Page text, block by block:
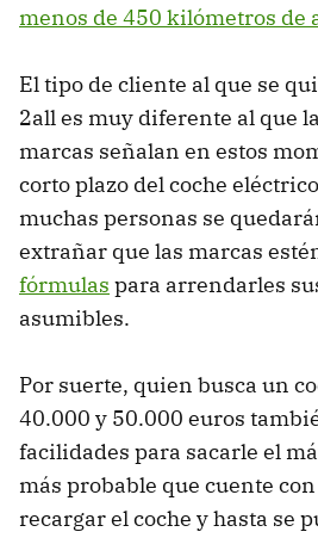
menos de 450 kilómetros de
El tipo de cliente al que se
2all es muy diferente al que
marcas señalan en estos
corto plazo del coche
muchas personas se
extrañar que las marcas
fórmulas para arrendarles
asumibles.
Por suerte, quien busca un
40.000 y 50.000 euros
facilidades para sacarle el
más probable que cuente
recargar el coche y hasta se